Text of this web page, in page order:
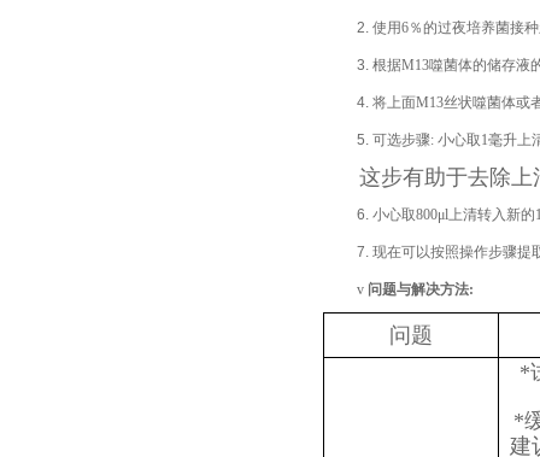
2. 使用6％的过夜培养菌接
3. 根据M13噬菌体的储存液
4. 将上面M13丝状噬菌体或
5. 可选步骤: 小心取1毫升上
这步有助于去除
6. 小心取800μl上清转入新的
7. 现在可以按照操作步骤提
v 问题与解决方法:
问题
*
*
建